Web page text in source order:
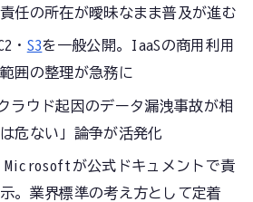
任の所在が曖昧なまま普及が進む
・ S3を一般公開。IaaSの商用利用
囲の整理が急務に
ラウド起因のデータ漏洩事故が相
危ない」論争が活発化
Microsoftが公式ドキュメントで責
。業界標準の考え方として定着